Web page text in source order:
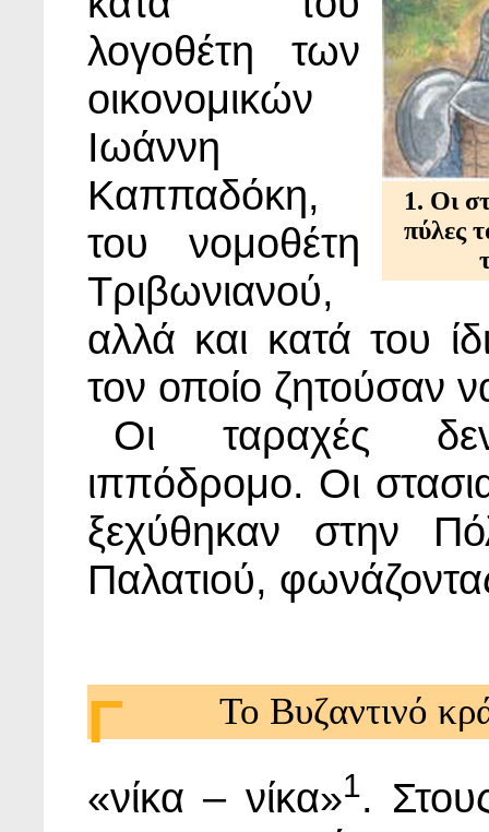
1. Οι
πύλες
λογοθέτη των
οικονομικών
Ιωάννη
Καππαδόκη,
του νομοθέτη
Τριβωνιανού,
αλλά και κατά του
τον οποίο ζητούσαν
Οι ταραχές
ιππόδρομο. Οι
ξεχύθηκαν στην
Παλατιού,
Το Βυζαντινό
Γ
«νίκα – νίκα»1.